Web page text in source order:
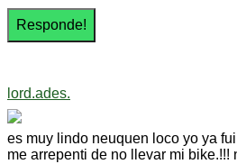
lord.ades.
es muy lindo neuquen loco yo ya
me arrepenti de no llevar mi bike.!!!